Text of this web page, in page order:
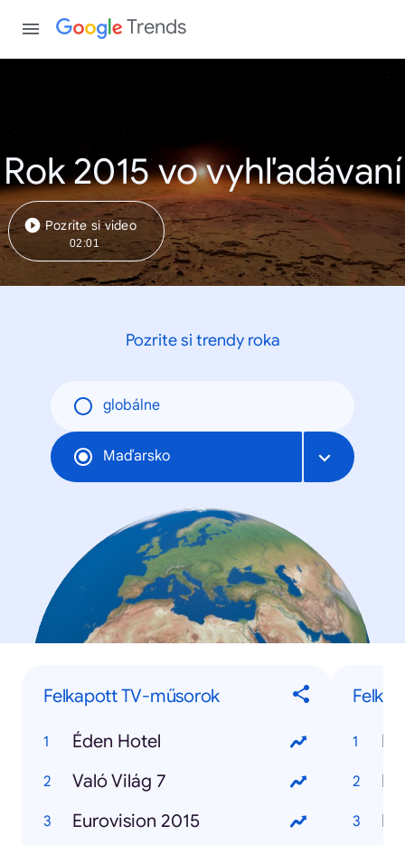
Trends
Rok 2015 vo vyhľadávaní
Pozrite si video
02:01
Pozrite si trendy roka
globálne
Maďarsko
Felkapott TV-műsorok
Éden Hotel
Való Világ 7
Eurovision 2015